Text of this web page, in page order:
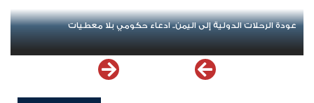
عودة الرحلات الدولية إلى اليمن.. ادعاء حكومي بلا معطيات